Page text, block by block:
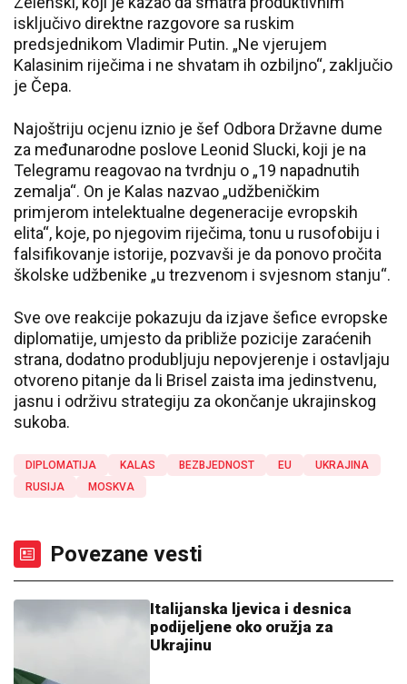
isključivo direktne razgovore sa ruskim
predsjednikom Vladimir Putin. „Ne vjerujem
Kalasinim riječima i ne shvatam ih ozbiljno“, zaključio
je Čepa.
Najoštriju ocjenu iznio je šef Odbora Državne dume
za međunarodne poslove Leonid Slucki, koji je na
Telegramu reagovao na tvrdnju o „19 napadnutih
zemalja“. On je Kalas nazvao „udžbeničkim
primjerom intelektualne degeneracije evropskih
elita“, koje, po njegovim riječima, tonu u rusofobiju i
falsifikovanje istorije, pozvavši je da ponovo pročita
školske udžbenike „u trezvenom i svjesnom stanju“.
Sve ove reakcije pokazuju da izjave šefice evropske
diplomatije, umjesto da približe pozicije zaraćenih
strana, dodatno produbljuju nepovjerenje i ostavljaju
otvoreno pitanje da li Brisel zaista ima jedinstvenu,
jasnu i održivu strategiju za okončanje ukrajinskog
sukoba.
DIPLOMATIJA KALAS BEZBJEDNOST EU
UKRAJINA
RUSIJA
MOSKVA
Povezane vesti
Italijanska ljevica i desnica
podijeljene oko oružja za
Ukrajinu